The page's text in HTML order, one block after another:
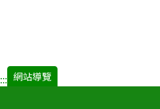
::: 網站導覽